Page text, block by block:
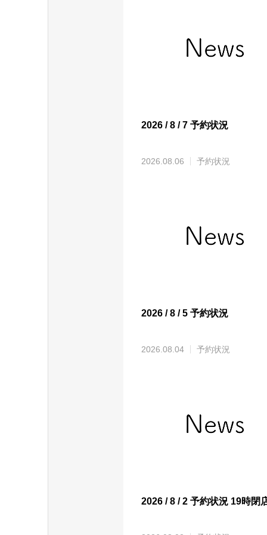
2026 / 8 / 7 予約状況
2026.08.06 予約状況
2026 / 8 / 5 予約状況
2026.08.04 予約状況
2026 / 8 / 2 予約状況 19時閉